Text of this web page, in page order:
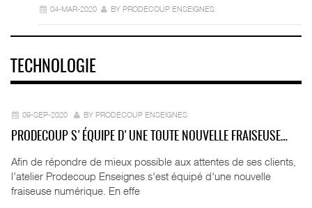
04-MAR-2020 BY PRODECOUP ENSEIGNES
TECHNOLOGIE
09-SEP-2020 BY PRODECOUP ENSEIGNES
PRODECOUP S'ÉQUIPE D'UNE TOUTE NOUVELLE FRAISEUSE…
Afin de répondre de mieux possible aux attentes de ses clients,
l’atelier Prodecoup Enseignes s'est équipé d'une nouvelle
fraiseuse numérique. En effe